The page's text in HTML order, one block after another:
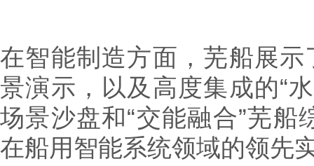
在智能制造方面，芜船展示
景演示，以及高度集成的“
场景沙盘和“交能融合”芜
在船用智能系统领域的领先